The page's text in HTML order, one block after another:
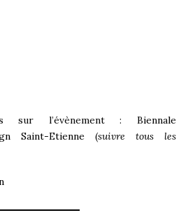
sur l’évènement :Biennale
Saint-Etienne(suivre tous les